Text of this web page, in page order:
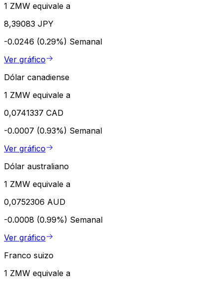
1 ZMW equivale a
8,39083 JPY
-0.0246 (0.29%) Semanal
Ver gráfico
Dólar canadiense
1 ZMW equivale a
0,0741337 CAD
-0.0007 (0.93%) Semanal
Ver gráfico
Dólar australiano
1 ZMW equivale a
0,0752306 AUD
-0.0008 (0.99%) Semanal
Ver gráfico
Franco suizo
1 ZMW equivale a